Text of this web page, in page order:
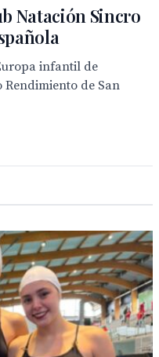
Natación Sincro
infantil de
de San